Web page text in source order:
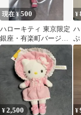
現在 ¥500
ハローキティ 東京限定
銀座・有楽町バージョ
ン 根付ストラップ
¥
¥2,500 ¥